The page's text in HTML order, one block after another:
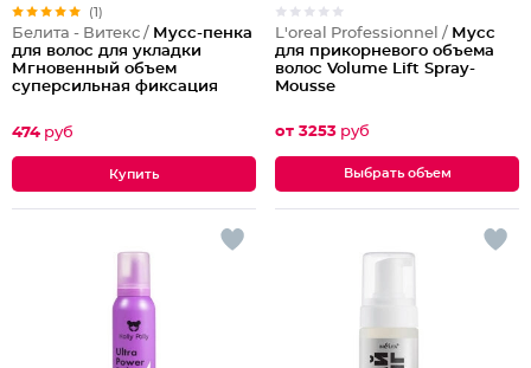
(1)
Белита - Витекс / Мусс-пенка
для волос для укладки
Мгновенный объем
суперсильная фиксация
474 руб
L'oreal Professionnel / Мусс
для прикорневого объема
волос Volume Lift Spray-
Mousse
от 3253 руб
Выбрать объем